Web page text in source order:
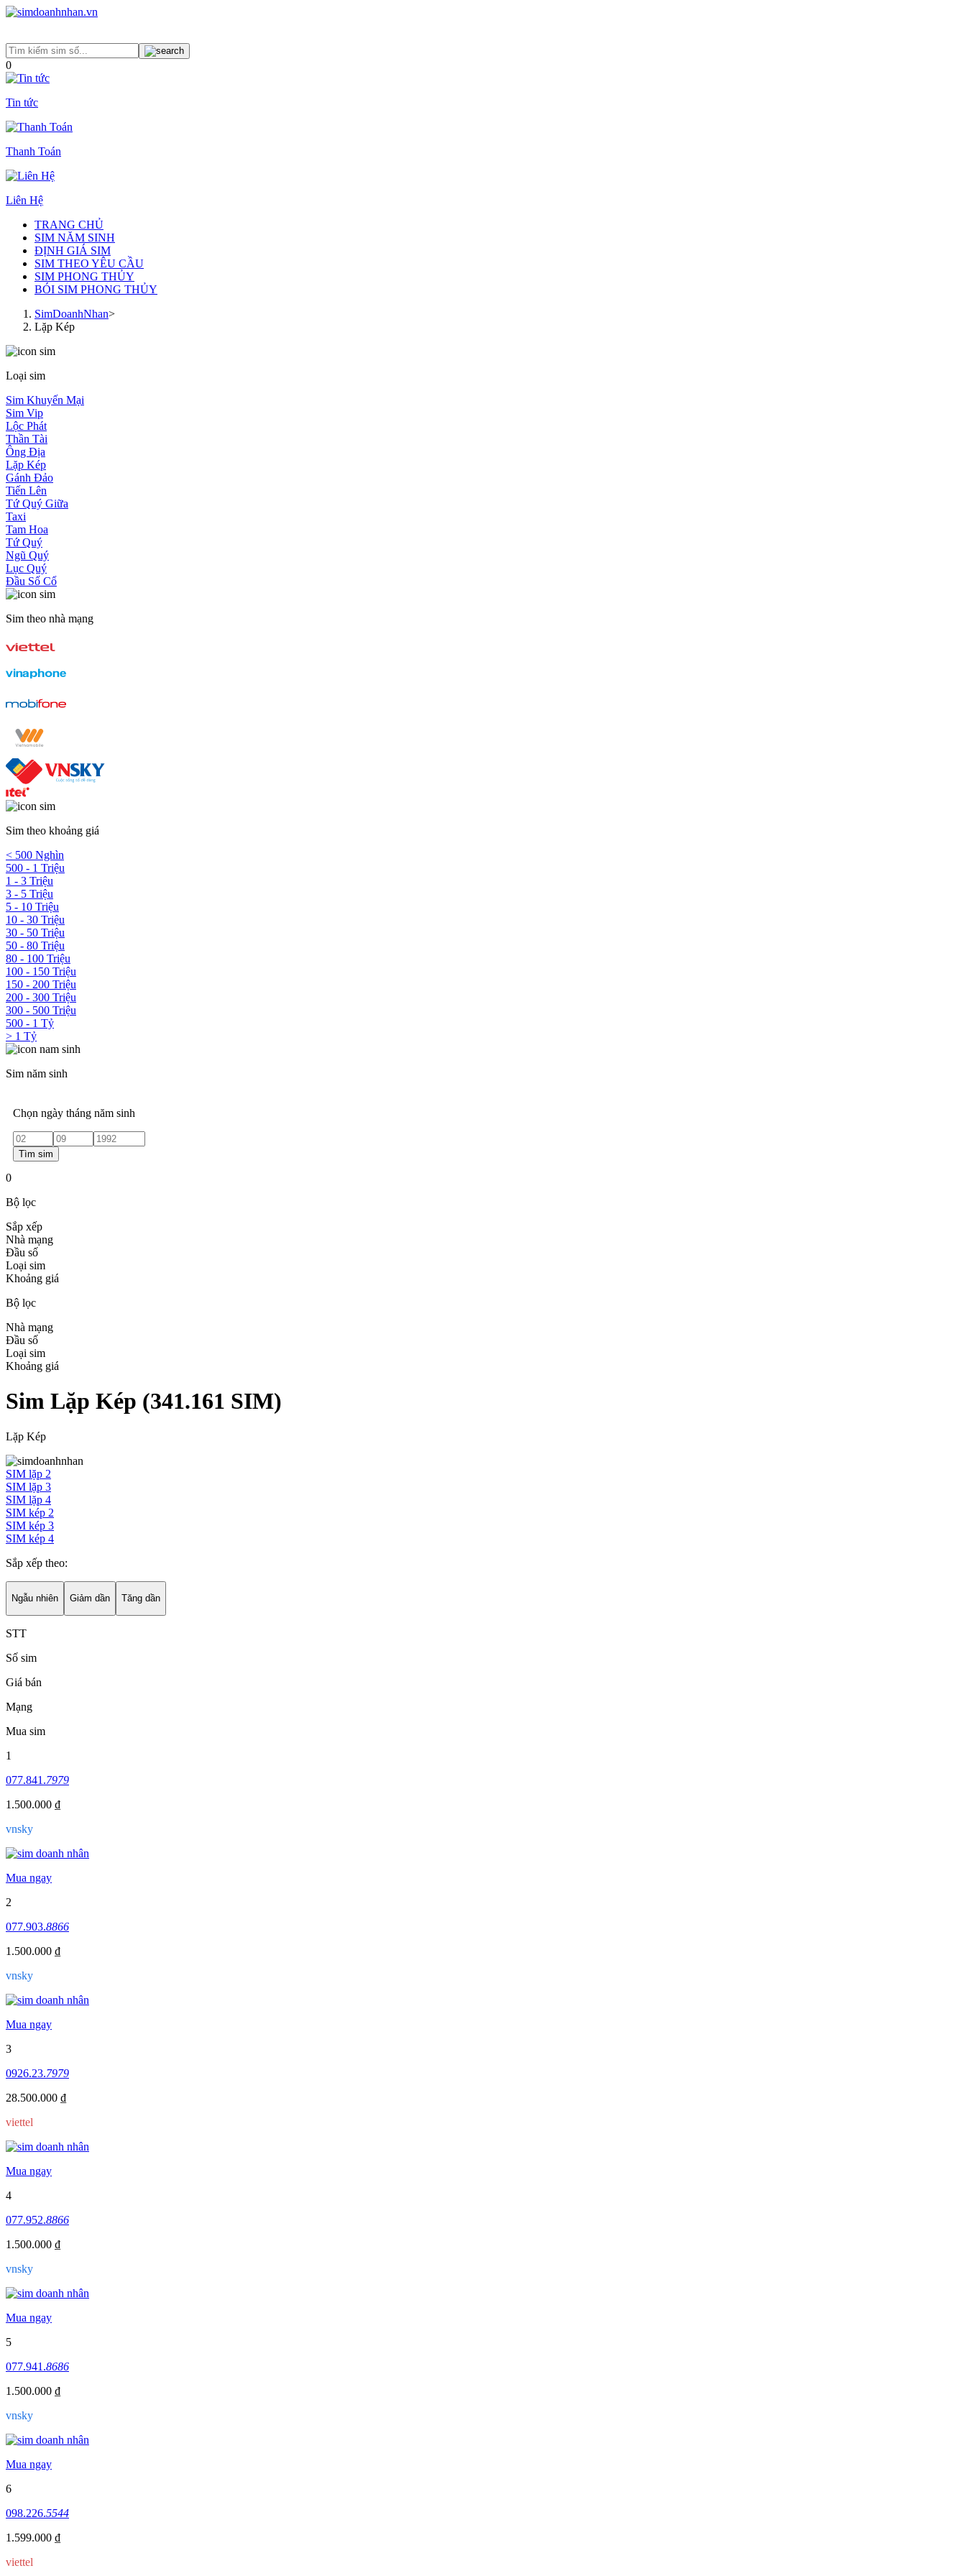
0
Tin tức
Thanh Toán
Liên Hệ
TRANG CHỦ
SIM NĂM SINH
ĐỊNH GIÁ SIM
SIM THEO YÊU CẦU
SIM PHONG THỦY
BÓI SIM PHONG THỦY
SimDoanhNhan>
Lặp Kép
Loại sim
Sim Khuyến Mại
Sim Vip
Lộc Phát
Thần Tài
Ông Địa
Lặp Kép
Gánh Đảo
Tiến Lên
Tứ Quý Giữa
Taxi
Tam Hoa
Tứ Quý
Ngũ Quý
Lục Quý
Đầu Số Cổ
Sim theo nhà mạng
Sim theo khoảng giá
< 500 Nghìn
500 - 1 Triệu
1 - 3 Triệu
3 - 5 Triệu
5 - 10 Triệu
10 - 30 Triệu
30 - 50 Triệu
50 - 80 Triệu
80 - 100 Triệu
100 - 150 Triệu
150 - 200 Triệu
200 - 300 Triệu
300 - 500 Triệu
500 - 1 Tỷ
> 1 Tỷ
Sim năm sinh
Chọn ngày tháng năm sinh
Tìm sim
0
Bộ lọc
Sắp xếp
Nhà mạng
Đầu số
Loại sim
Khoảng giá
Bộ lọc
Nhà mạng
Đầu số
Loại sim
Khoảng giá
Sim Lặp Kép (341.161 SIM)
Lặp Kép
SIM lặp 2
SIM lặp 3
SIM lặp 4
SIM kép 2
SIM kép 3
SIM kép 4
Sắp xếp theo:
Ngẫu nhiên Giảm dần Tăng dần
STT
Số sim
Giá bán
Mạng
Mua sim
1
077.841.7979
1.500.000 ₫
vnsky
Mua ngay
2
077.903.8866
1.500.000 ₫
vnsky
Mua ngay
3
0926.23.7979
28.500.000 ₫
viettel
Mua ngay
4
077.952.8866
1.500.000 ₫
vnsky
Mua ngay
5
077.941.8686
1.500.000 ₫
vnsky
Mua ngay
6
098.226.5544
1.599.000 ₫
viettel